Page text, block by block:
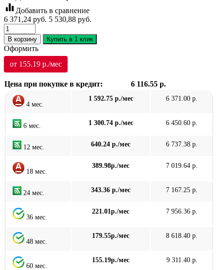
equalizer Добавить в сравнение
6 371,24 руб. 5 530,88 руб.
В корзину Купить в 1 клик
Оформить
от 155.19 р./мес
Цена при покупке в кредит: 6 116.55 р.
4 мес.
1 592.75 р./мес 6 371.00 р.
6 мес. 1 300.74 р./мес 6 450.60 р.
12 мес. 640.24 р./мес 6 737.38 р.
18 мес.
389.98р./мес 7 019.64 р.
24 мес. 343.36 р./мес 7 167.25 р.
36 мес.
221.01р./мес 7 956.36 р.
48 мес.
179.55р./мес 8 618.40 р.
60 мес.
155.19р./мес 9 311.40 р.